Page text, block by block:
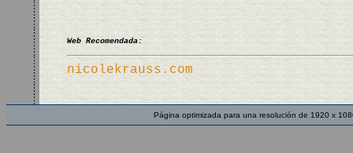
Web Recomendada:
nicolekrauss.com
Página optimizada para una resolución de 1920 x